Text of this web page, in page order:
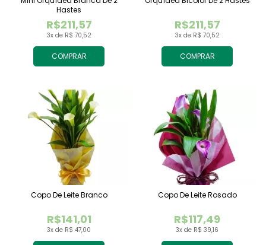
COMPRAR
3x de R$ 70,52
R$211,57
Hastes
COMPRAR
3x de R$ 70,52
R$211,57
3x de R$ 47,00
R$141,01
Copo De Leite Branco
3x de R$ 39,16
R$117,49
Copo De Leite Rosado